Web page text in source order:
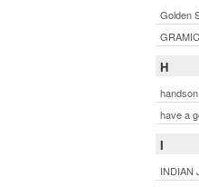
Golden
H
have a
I
INDIAN